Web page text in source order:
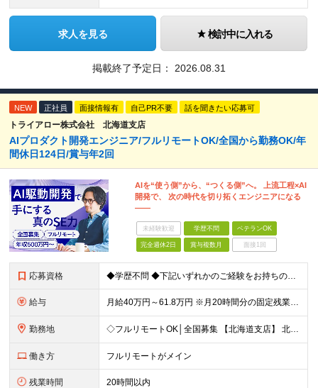
求人を見る 検討中に入れる
掲載終了予定日： 2026.08.31
NEW 正社員 面接情報有 自己PR不要 話を聞きたい応募可
トライアロー株式会社 北海道支店
AIプロダクト開発エンジニア/フルリモートOK/全国から勤務OK/年
間休日124日/賞与年2回
AIを“使う側”から、“つくる側”へ。 上流工程×AI
開発で、 次の時代を切り拓くエンジニアになる
――
未経験歓迎 学歴不問 ベテランOK
完全週休2日 賞与複数月 面接1回
応募資格 ◆学歴不問 ◆下記いずれかのご経験をお持ちの方 ・Webアプリケーション開発の実務経験（目安：7年以上） ・要件定義・基本設計など、上流工程の経験（目安：3年以上） ・Pythonでの開発経験（目安：
給与 月給40万円～61.8万円 ※月20時間分の固定残業代（58,000円～）を含む。超過時間分を別途支給 ※年齢、経験、スキル、前職給与などを考慮のうえ、決定いたします。 ※試用期間6ヶ月あり。期間中
勤務地 ◇フルリモートOK│全国募集 【北海道支店】 北海道札幌市中央区南一条西2丁目5番地 ※(変更の範囲)上記を除く当社関連勤務地 ※通勤不要
働き方 フルリモートがメイン
残業時間 20時間以内